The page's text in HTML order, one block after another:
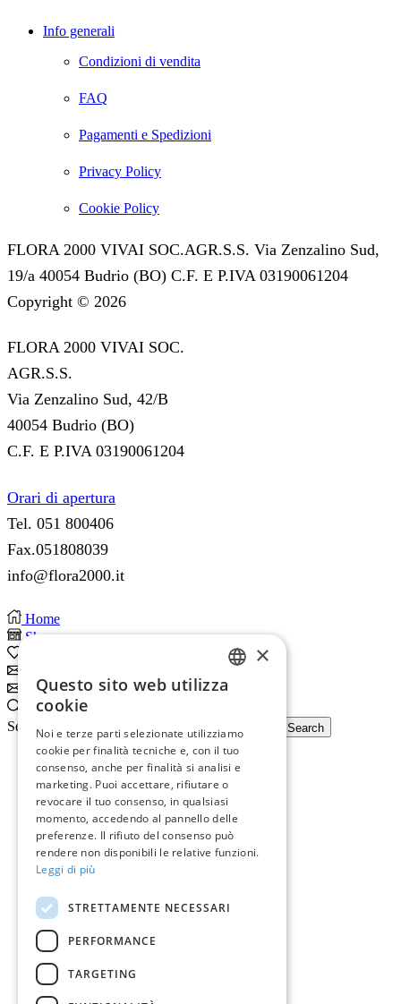
Info generali
Condizioni di vendita
FAQ
Pagamenti e Spedizioni
Privacy Policy
Cookie Policy
FLORA 2000 VIVAI SOC.AGR.S.S. Via Zenzalino Sud,
19/a 40054 Budrio (BO) C.F. E P.IVA 03190061204
Copyright © 2026
FLORA 2000 VIVAI SOC.
AGR.S.S.
Via Zenzalino Sud, 42/B
40054 Budrio (BO)
C.F. E P.IVA 03190061204
Orari di apertura
Tel. 051 800406
Fax.051808039
info@flora2000.it
Home
Shop
Subscribe
Search
Search input
Search
×
Questo sito web utilizza
cookie
Noi e terze parti selezionate utilizziamo
cookie per finalità tecniche e, con il tuo
consenso, anche per finalità si analisi e
marketing. Puoi accettare, rifiutare o
revocare il tuo consenso, in qualsiasi
momento, accedendo al pannello delle
preferenze. Il rifiuto del consenso può
rendere non disponibili le relative funzioni.
Leggi di più
STRETTAMENTE NECESSARI
PERFORMANCE
TARGETING